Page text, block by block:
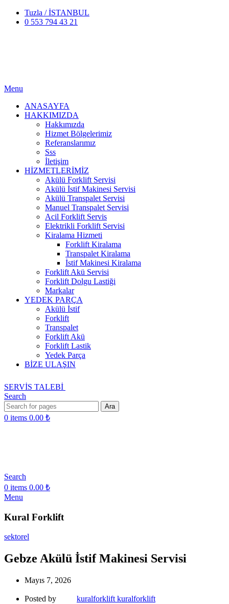
Tuzla / İSTANBUL
0 553 794 43 21
Menu
ANASAYFA
HAKKIMIZDA
Hakkımızda
Hizmet Bölgelerimiz
Referanslarımız
Sss
İletişim
HİZMETLERİMİZ
Akülü Forklift Servisi
Akülü İstif Makinesi Servisi
Akülü Transpalet Servisi
Manuel Transpalet Servisi
Acil Forklift Servis
Elektrikli Forklift Servisi
Kiralama Hizmeti
Forklift Kiralama
Transpalet Kiralama
İstif Makinesi Kiralama
Forklift Akü Servisi
Forklift Dolgu Lastiği
Markalar
YEDEK PARÇA
Akülü İstif
Forklift
Transpalet
Forklift Akü
Forklift Lastik
Yedek Parça
BİZE ULAŞIN
SERVİS TALEBİ
Search
Ara
0 items 0.00 ₺
Search
0 items 0.00 ₺
Menu
Kural Forklift
sektorel
Gebze Akülü İstif Makinesi Servisi
Mayıs 7, 2026
Posted by kuralforklift kuralforklift